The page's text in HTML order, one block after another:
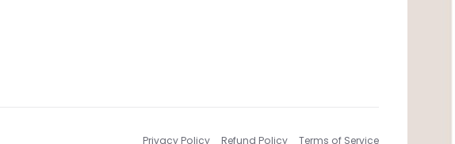
Privacy Policy Refund Policy Terms of Service